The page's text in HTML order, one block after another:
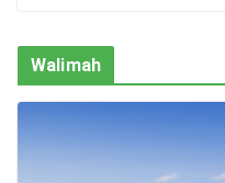
Walimah